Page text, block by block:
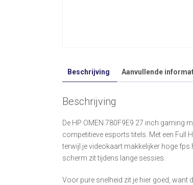
Beschrijving Aanvullende
Beschrijving
De HP OMEN 780F9E9 27 inch gaming
competitieve esports titels. Met een Full
terwijl je videokaart makkelijker hoge
scherm zit tijdens lange sessies.
Voor pure snelheid zit je hier goed,